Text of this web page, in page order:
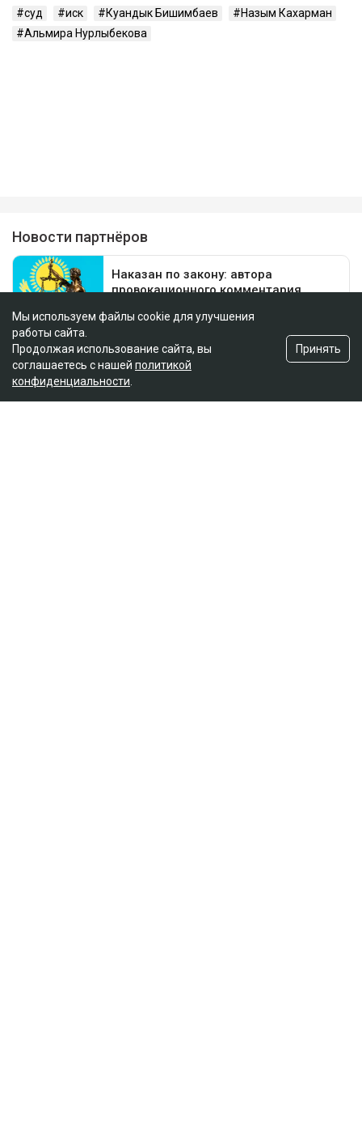
суд иск Куандык Бишимбаев
Назым Кахарман
Альмира Нурлыбекова
Мы используем файлы cookie для улучшения
работы сайта.
Продолжая использование сайта, вы
соглашаетесь с нашей политикой
конфиденциальности
Принять